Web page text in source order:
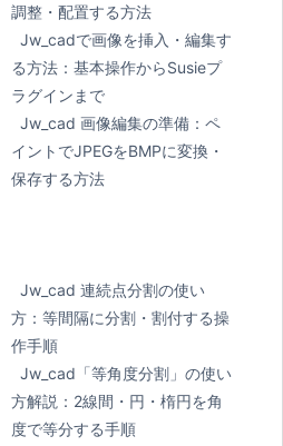
調整・配置する方法
Jw_cadで画像を挿入・編集す
る方法：基本操作からSusieプ
ラグインまで
Jw_cad 画像編集の準備：ペ
イントでJPEGをBMPに変換・
保存する方法
Jw_cad 連続点分割の使い
方：等間隔に分割・割付する操
作手順
Jw_cad「等角度分割」の使い
方解説：2線間・円・楕円を角
度で等分する手順